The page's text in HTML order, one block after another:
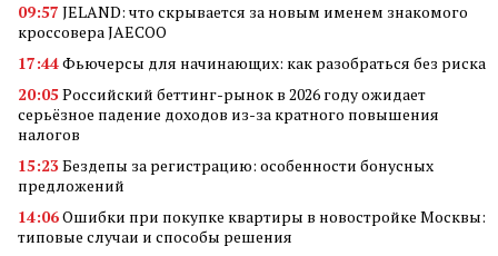
09:57 JELAND: что скрывается за новым именем знакомого
кроссовера JAECOO
17:44Фьючерсы для начинающих: как разобраться без риска
20:05Российский беттинг-рынок в 2026 году ожидает
серьёзное падение доходов из-за кратного повышения
налогов
15:23Бездепы за регистрацию: особенности бонусных
предложений
14:06Ошибки при покупке квартиры в новостройке Москвы:
типовые случаи и способы решения